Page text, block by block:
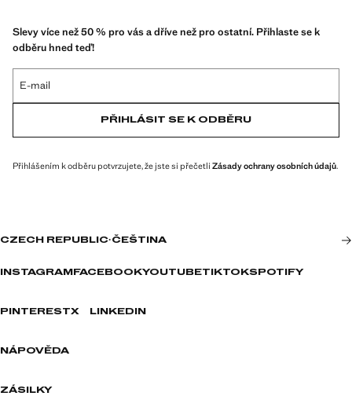
Slevy více než 50 % pro vás a dříve než pro ostatní. Přihlaste se k
odběru hned teď!
E-mail
PŘIHLÁSIT SE K ODBĚRU
Přihlášením k odběru potvrzujete, že jste si přečetli Zásady ochrany osobních údajů.
CZECH REPUBLIC·ČEŠTINA
INSTAGRAM FACEBOOKYOUTUBETIKTOKSPOTIFY
PINTERESTX LINKEDIN
NÁPOVĚDA
ZÁSILKY